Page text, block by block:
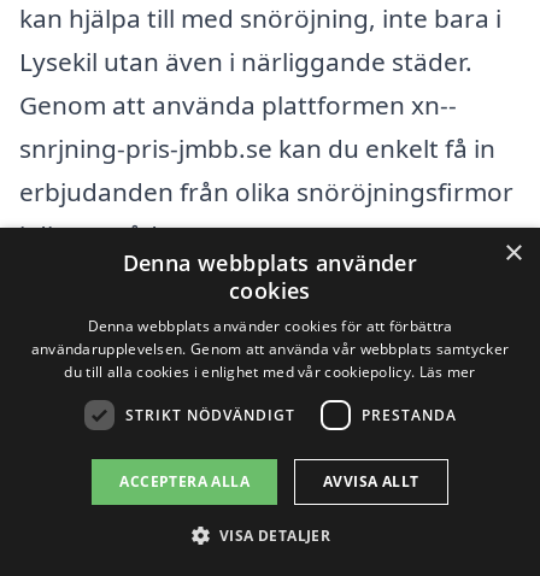
kan hjälpa till med snöröjning, inte bara i
Lysekil utan även i närliggande städer.
Genom att använda plattformen xn--
snrjning-pris-jmbb.se kan du enkelt få in
erbjudanden från olika snöröjningsfirmor
i ditt område.
Några av de städer där du också kan söka
efter snöröjningstjänster inkluderar:
Bohus-Malmön
Grundsund
×
Denna webbplats använder
cookies
Denna webbplats använder cookies för att förbättra
användarupplevelsen. Genom att använda vår webbplats samtycker
du till alla cookies i enlighet med vår cookiepolicy. Läs mer
STRIKT NÖDVÄNDIGT PRESTANDA
ACCEPTERA ALLA AVVISA ALLT
VISA DETALJER